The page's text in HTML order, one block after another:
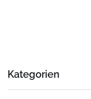
Kategorien